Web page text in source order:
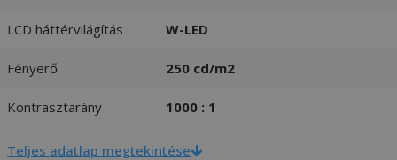
LCD háttérvilágítás W-LED
Fényerő 250 cd/m2
Kontrasztarány 1000 : 1
Teljes adatlap megtekintése